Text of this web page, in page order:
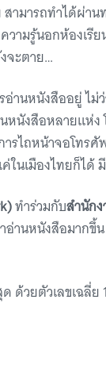
ามารถทำได้ผ่า
ามรู้นอกห้องเรีย
จะตาย…
านหนังสืออยู่ ไม่
นังสือหลายแห่ง
รไถหน้าจอโทร
ในเมืองไทยก็ได้
ทำร่วมกับสำนัก
านหนังสือมากขึ้
ด้วยตัวเลขเฉลี่